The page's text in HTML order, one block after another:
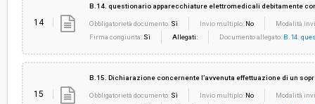
14
B.14. questionario apparecchiature elettromedicali debitamente
Obbligatorietà documento: Sì Invio multiplo: No
Modalità
Firma congiunta: Sì Allegati: Documento allegato: B.14.
15
B.15. Dichiarazione concernente l’avvenuta effettuazione di un
Obbligatorietà documento: Sì Invio multiplo: No
Modalità